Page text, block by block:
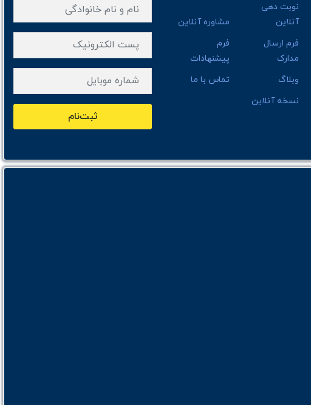
نوبت دهی
آنلاین
مشاوره آنلاین
فرم ارسال
مدارک
فرم
پیشنهادات
وبلاگ
تماس با ما
نسخه آنلاین
ثبت‌نام